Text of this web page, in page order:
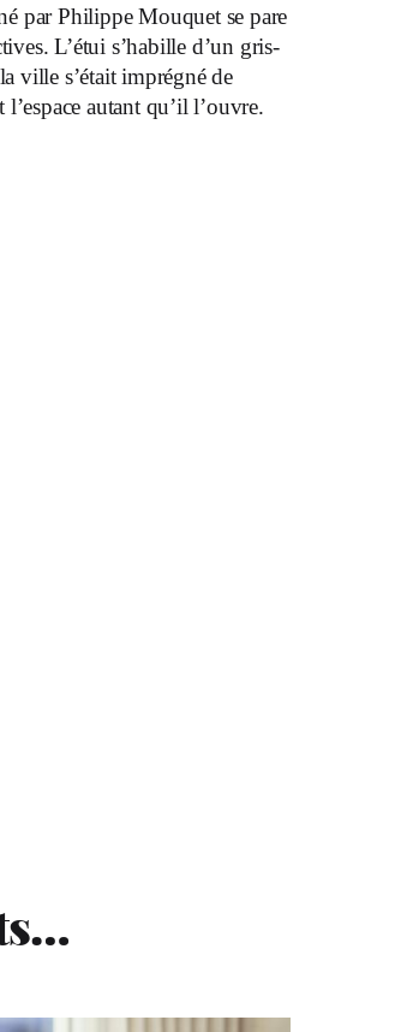
par Philippe Mouquet se pare
L’étui s’habille d’un gris-
ville s’était imprégné de
autant qu’il l’ouvre.